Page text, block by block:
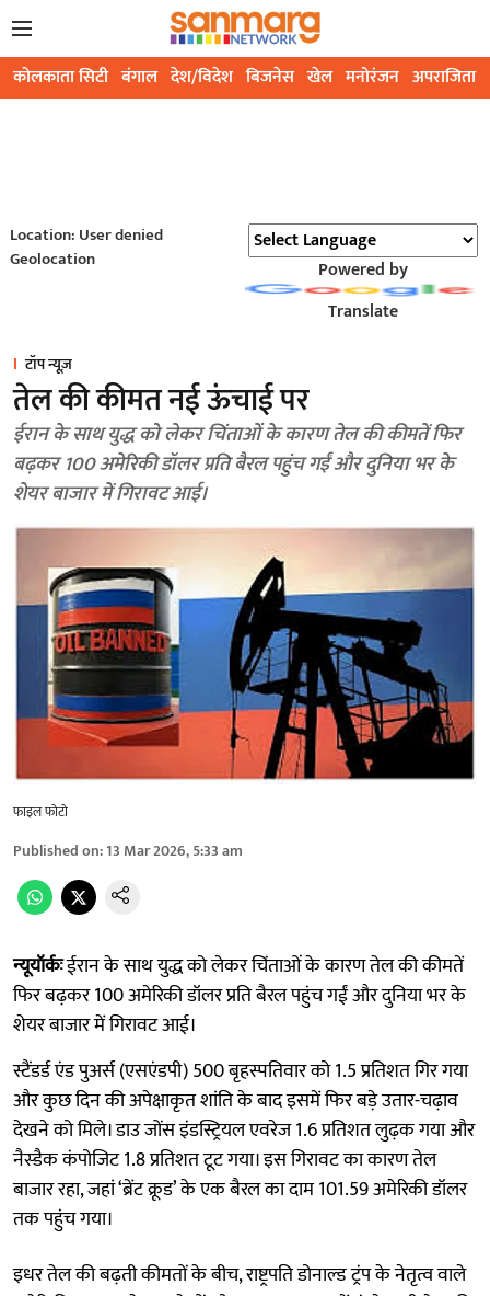
कोलकाता सिटी बंगाल देश/विदेश बिजनेस खेल मनोरंजन अपराजिता
Location: User denied
Geolocation
Powered by
Translate
टॉप न्यूज़
तेल की कीमत नई ऊंचाई पर
ईरान के साथ युद्ध को लेकर चिंताओं के कारण तेल की कीमतें फिर
बढ़कर 100 अमेरिकी डॉलर प्रति बैरल पहुंच गईं और दुनिया भर के
शेयर बाजार में गिरावट आई।
फाइल फोटो
Published on:13 Mar 2026, 5:33 am
न्यूयॉर्कःईरान के साथ युद्ध को लेकर चिंताओं के कारण तेल की कीमतें
फिर बढ़कर 100 अमेरिकी डॉलर प्रति बैरल पहुंच गईं और दुनिया भर के
शेयर बाजार में गिरावट आई।
स्टैंडर्ड एंड पुअर्स (एसएंडपी) 500 बृहस्पतिवार को 1.5 प्रतिशत गिर गया
और कुछ दिन की अपेक्षाकृत शांति के बाद इसमें फिर बड़े उतार-चढ़ाव
देखने को मिले। डाउ जोंस इंडस्ट्रियल एवरेज 1.6 प्रतिशत लुढ़क गया और
नैस्डैक कंपोजिट 1.8 प्रतिशत टूट गया। इस गिरावट का कारण तेल
बाजार रहा, जहां ‘ब्रेंट क्रूड’ के एक बैरल का दाम 101.59 अमेरिकी डॉलर
तक पहुंच गया।
इधर तेल की बढ़ती कीमतों के बीच, राष्ट्रपति डोनाल्ड ट्रंप के नेतृत्व वाले